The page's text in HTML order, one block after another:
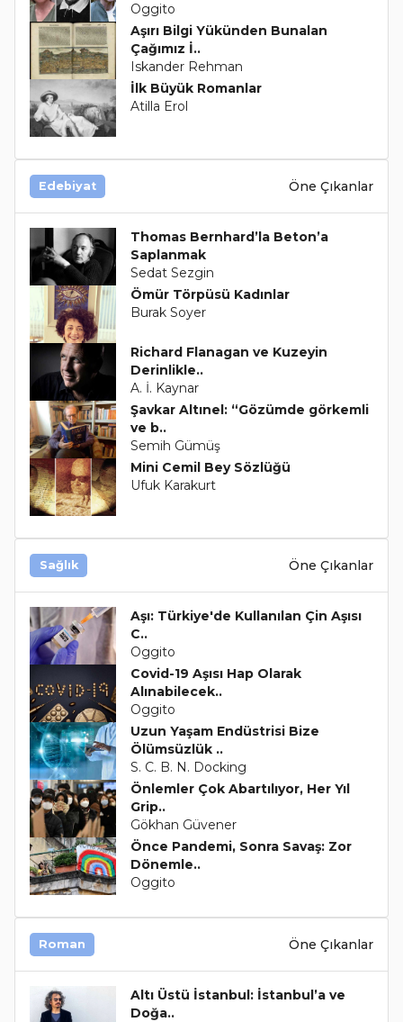
Oggito
Aşırı Bilgi Yükünden Bunalan
Çağımız İ..
Iskander Rehman
İlk Büyük Romanlar
Atilla Erol
Edebiyat Öne Çıkanlar
Thomas Bernhard’la Beton’a
Saplanmak
Sedat Sezgin
Ömür Törpüsü Kadınlar
Burak Soyer
Richard Flanagan ve Kuzeyin
Derinlikle..
A. İ. Kaynar
Şavkar Altınel: “Gözümde görkemli
ve b..
Semih Gümüş
Mini Cemil Bey Sözlüğü
Ufuk Karakurt
Sağlık Öne Çıkanlar
Aşı: Türkiye'de Kullanılan Çin Aşısı
C..
Oggito
Covid-19 Aşısı Hap Olarak
Alınabilecek..
Oggito
Uzun Yaşam Endüstrisi Bize
Ölümsüzlük ..
S. C. B. N. Docking
Önlemler Çok Abartılıyor, Her Yıl
Grip..
Gökhan Güvener
Önce Pandemi, Sonra Savaş: Zor
Dönemle..
Oggito
Roman Öne Çıkanlar
Altı Üstü İstanbul: İstanbul’a ve
Doğa..